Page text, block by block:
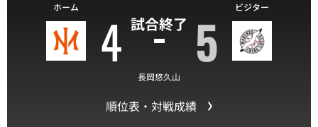
試合終了
ホーム
4 5
ビジター
長岡悠久山
順位表・対戦成績